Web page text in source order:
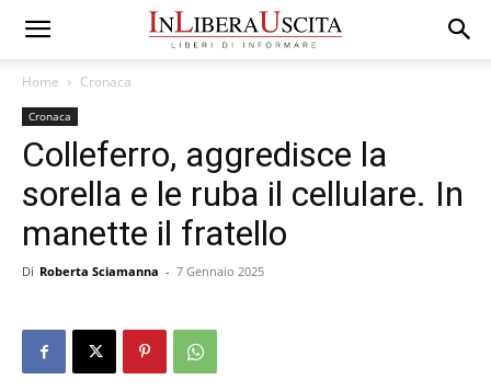
Home Cronaca
Cronaca
Colleferro, aggredisce la
sorella e le ruba il cellulare. In
manette il fratello
Di Roberta Sciamanna - 7 Gennaio 2025